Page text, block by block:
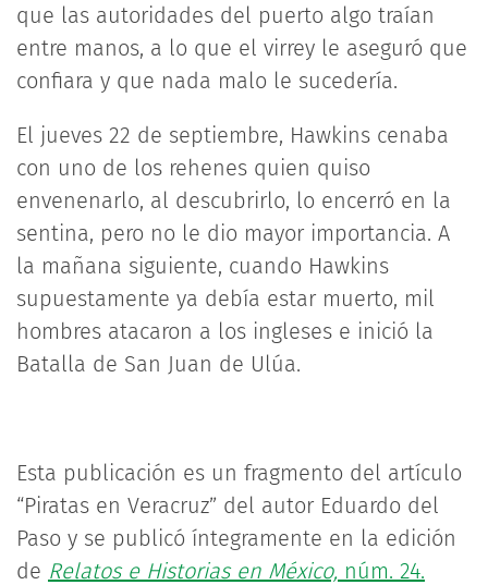
que las autoridades del puerto algo traían
entre manos, a lo que el virrey le aseguró que
confiara y que nada malo le sucedería.
El jueves 22 de septiembre, Hawkins cenaba
con uno de los rehenes quien quiso
envenenarlo, al descubrirlo, lo encerró en la
sentina, pero no le dio mayor importancia. A
la mañana siguiente, cuando Hawkins
supuestamente ya debía estar muerto, mil
hombres atacaron a los ingleses e inició la
Batalla de San Juan de Ulúa.
Esta publicación es un fragmento del artículo
“Piratas en Veracruz” del autor Eduardo del
Paso y se publicó íntegramente en la edición
de Relatos e Historias en México, núm. 24.